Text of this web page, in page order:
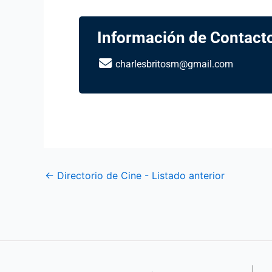
Información de
charlesbritosm@gmail.com
← Directorio de Cine - Listado anterior